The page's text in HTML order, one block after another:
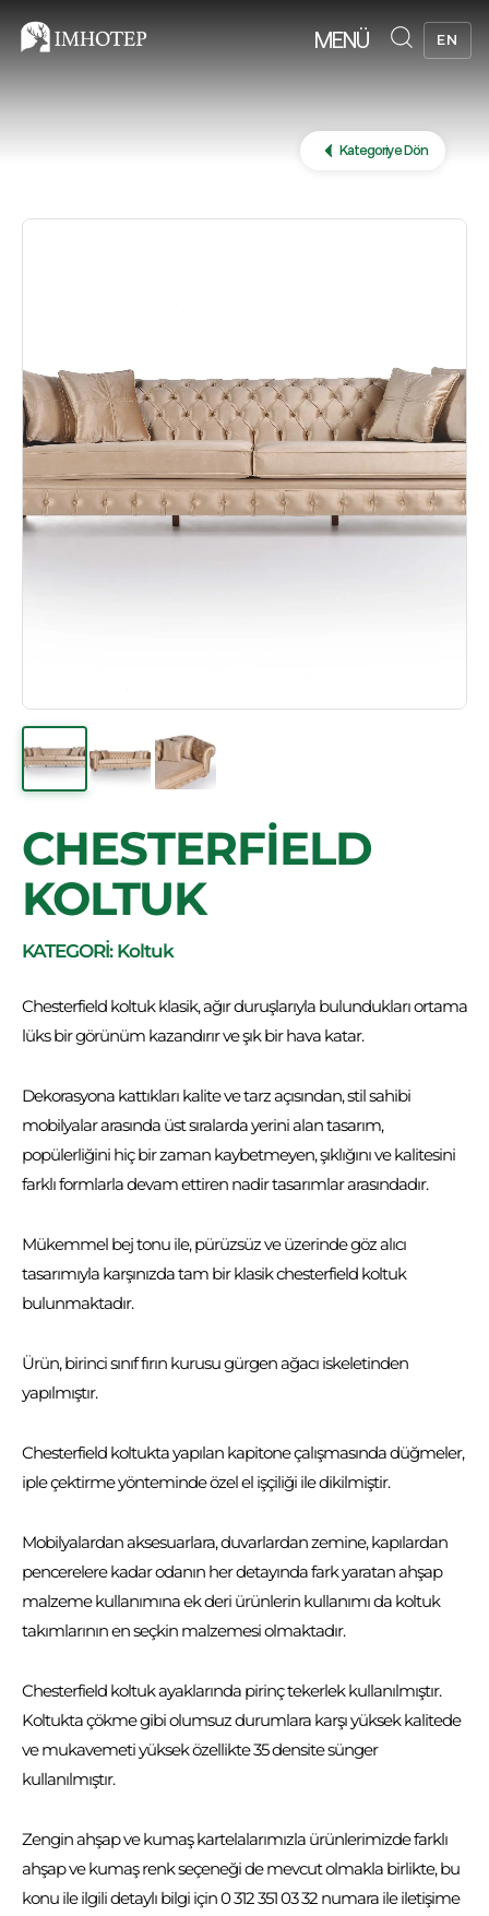
MENÜ EN
Kategoriye Dön
CHESTERFİELD
KOLTUK
KATEGORİ: Koltuk
Chesterfield koltuk klasik, ağır duruşlarıyla bulundukları ortama
lüks bir görünüm kazandırır ve şık bir hava katar.
Dekorasyona kattıkları kalite ve tarz açısından, stil sahibi
mobilyalar arasında üst sıralarda yerini alan tasarım,
popülerliğini hiç bir zaman kaybetmeyen, şıklığını ve kalitesini
farklı formlarla devam ettiren nadir tasarımlar arasındadır.
Mükemmel bej tonu ile, pürüzsüz ve üzerinde göz alıcı
tasarımıyla karşınızda tam bir klasik chesterfield koltuk
bulunmaktadır.
Ürün, birinci sınıf fırın kurusu gürgen ağacı iskeletinden
yapılmıştır.
Chesterfield koltukta yapılan kapitone çalışmasında düğmeler,
iple çektirme yönteminde özel el işçiliği ile dikilmiştir.
Mobilyalardan aksesuarlara, duvarlardan zemine, kapılardan
pencerelere kadar odanın her detayında fark yaratan ahşap
malzeme kullanımına ek deri ürünlerin kullanımı da koltuk
takımlarının en seçkin malzemesi olmaktadır.
Chesterfield koltuk ayaklarında pirinç tekerlek kullanılmıştır.
Koltukta çökme gibi olumsuz durumlara karşı yüksek kalitede
ve mukavemeti yüksek özellikte 35 densite sünger
kullanılmıştır.
Zengin ahşap ve kumaş kartelalarımızla ürünlerimizde farklı
ahşap ve kumaş renk seçeneği de mevcut olmakla birlikte, bu
konu ile ilgili detaylı bilgi için 0 312 351 03 32 numara ile iletişime